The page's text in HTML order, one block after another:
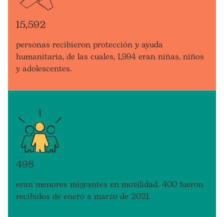
15,592
personas recibieron protección y ayuda
humanitaria, de las cuales, 1,994 eran niñas, niños
y adolescentes.
498
eran menores migrantes en movilidad. 400 fueron
recibidos de enero a marzo de 2021.